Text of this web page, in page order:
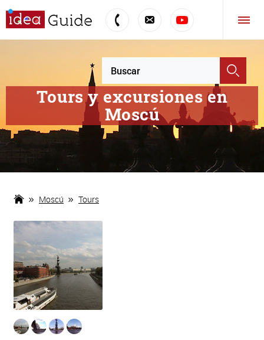
Tours y excursiones en
Moscú
Moscú Tours